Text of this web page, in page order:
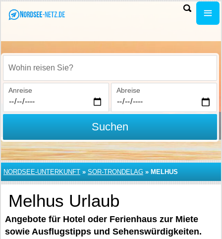
Wohin reisen Sie?
Anreise Abreise
Suchen
NORDSEE-UNTERKUNFT » SOR-TRONDELAG » MELHUS
Melhus Urlaub
Angebote für Hotel oder Ferienhaus zur Miete
sowie Ausflugstipps und Sehenswürdigkeiten.